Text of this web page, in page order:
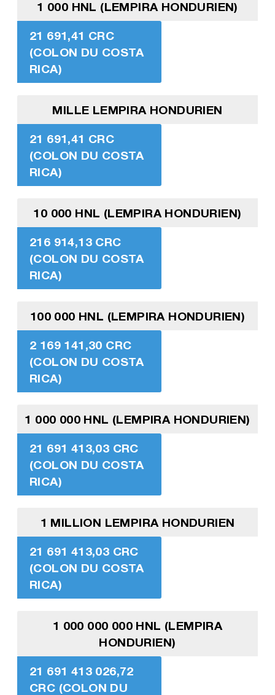
1 000 HNL (LEMPIRA HONDURIEN)
21 691,41 CRC
(COLON DU COSTA
RICA)
MILLE LEMPIRA HONDURIEN
21 691,41 CRC
(COLON DU COSTA
RICA)
10 000 HNL (LEMPIRA HONDURIEN)
216 914,13 CRC
(COLON DU COSTA
RICA)
100 000 HNL (LEMPIRA HONDURIEN)
2 169 141,30 CRC
(COLON DU COSTA
RICA)
1 000 000 HNL (LEMPIRA HONDURIEN)
21 691 413,03 CRC
(COLON DU COSTA
RICA)
1 MILLION LEMPIRA HONDURIEN
21 691 413,03 CRC
(COLON DU COSTA
RICA)
1 000 000 000 HNL (LEMPIRA
HONDURIEN)
21 691 413 026,72
CRC (COLON DU